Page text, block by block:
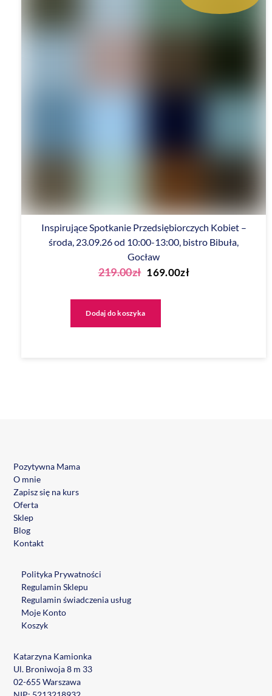
Inspirujące Spotkanie Przedsiębiorczych Kobiet –
środa, 23.09.26 od 10:00-13:00, bistro Bibuła,
Gocław
219.00zł Pierwotna
wynosiła:
169.00złAktualna
Dodaj do koszyka
Pozytywna Mama
O mnie
Zapisz się na kurs
Oferta
Sklep
Blog
Kontakt
Polityka Prywatności
Regulamin Sklepu
Regulamin świadczenia usług
Moje Konto
Koszyk
Katarzyna Kamionka
Ul. Broniwoja 8 m 33
02-655 Warszawa